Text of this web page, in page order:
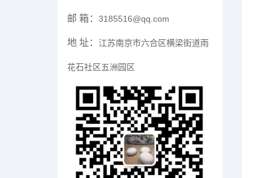
邮 箱： 3185516@qq.com
地 址： 江苏南京市六合区横梁街道雨
花石社区五洲园区